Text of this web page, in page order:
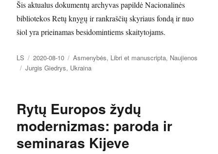
Šis aktualus dokumentų archyvas papildė Nacionalinės
bibliotekos Retų knygų ir rankraščių skyriaus fondą ir nuo
šiol yra prieinamas besidomintiems skaitytojams.
Autorius
LS Paskelbta
2020-08-10 Kategorijos
Asmenybės, Libri et manuscripta, Naujienos
Žymos
Jurgis Giedrys, Ukraina
Rytų Europos žydų
modernizmas: paroda ir
seminaras Kijeve